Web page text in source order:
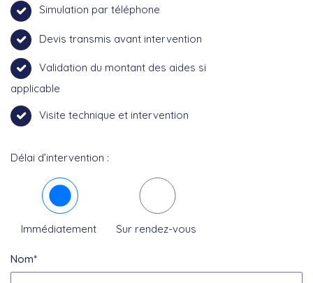
Simulation par téléphone
Devis transmis avant intervention
Validation du montant des aides si
applicable
Visite technique et intervention
Délai d’intervention :
Immédiatement Sur rendez-vous
Nom*